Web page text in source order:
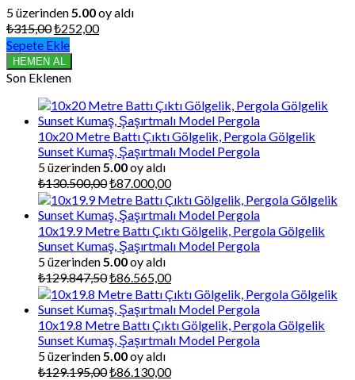
5 üzerinden 5.00oy aldı
₺315,00Orijinal
fiyat:
₺315,00.
₺252,00Şu
Sepete Ekle
HEMEN AL
Son Eklenen
10x20 Metre Battı Çıktı Gölgelik, Pergola Gölgelik
Sunset Kumaş, Şaşırtmalı Model Pergola
5 üzerinden 5.00oy aldı
₺130.500,00Orijinal
fiyat:
₺130.500,00.
₺87.000,00Şu
andaki
fiyat:
₺87.000,00.
10x19.9 Metre Battı Çıktı Gölgelik, Pergola Gölgelik
Sunset Kumaş, Şaşırtmalı Model Pergola
5 üzerinden 5.00oy aldı
₺129.847,50Orijinal
fiyat:
₺129.847,50.
₺86.565,00Şu
andaki
fiyat:
₺86.565,00.
10x19.8 Metre Battı Çıktı Gölgelik, Pergola Gölgelik
Sunset Kumaş, Şaşırtmalı Model Pergola
5 üzerinden 5.00oy aldı
₺129.195,00Orijinal
₺86.130,00Şu